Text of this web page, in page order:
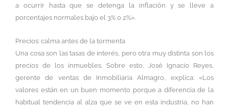
a ocurrir hasta que se detenga la inflación y se lleve a
porcentajes normales bajo el 3% o 2%».
Precios: calma antes de la tormenta
Una cosa son las tasas de interés, pero otra muy distinta son los
precios de los inmuebles. Sobre esto, José Ignacio Reyes,
gerente de ventas de Inmobiliaria Almagro, explica: «Los
valores están en un buen momento porque a diferencia de la
habitual tendencia al alza que se ve en esta industria, no han